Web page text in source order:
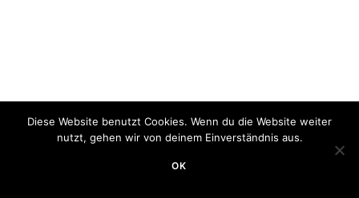
Copyright 2020 - Minimum
Diese Website benutzt Cookies. Wenn du die Website weiter
nutzt, gehen wir von deinem Einverständnis aus.
OK